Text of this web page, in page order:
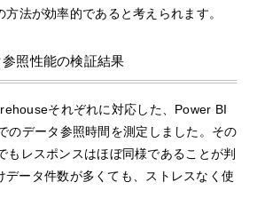
法が効率的であると考えられます。
照性能の検証結果
それぞれに対応した、Power BI
のデータ参照時間を測定しました。その
もレスポンスはほぼ同様であることが判
データ件数が多くても、ストレスなく使